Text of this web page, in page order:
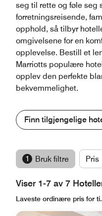
seg til rette og føle seg
forretningsreisende,
opphold, så tilbyr
omgivelsene for en
opplevelse. Bestill et
Marriotts populære
opplev den perfekte
bekvemmelighet.
Finn tilgjengelige
1 Bruk filtre Pris
Viser 1-7 av 7
Laveste ordinære pris for